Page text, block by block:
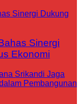
Sinergi
Ekonomi